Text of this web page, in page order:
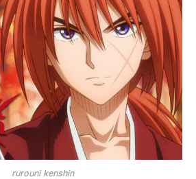
rurouni kenshin